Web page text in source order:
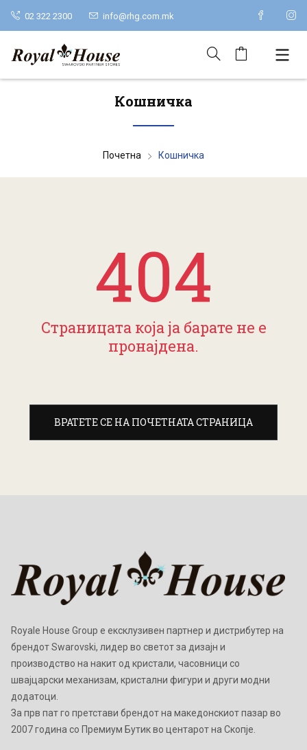
02 322 2300 info@rhg.com.mk
Кошничка
Почетна Кошничка
404
Страницата која ја барате не е
пронајдена.
ВРАТЕТЕ СЕ НА ПОЧЕТНАТА СТРАНИЦА
Royale House Group е ексклузивен партнер и дистрибутер на
брендот Swarovski, лидер во светот за дизајн и
производство на накит од кристали, часовници со
швајцарски механизам, кристални фигури и други модни
додатоци.
Зa прв пат го претстави брендот на македонскиот пазар во
2007 година со Премиум Бутик во центарот на Скопје.